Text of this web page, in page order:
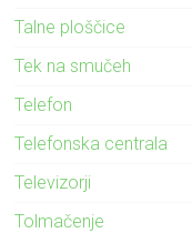
Talne ploščice
Tek na smučeh
Telefon
Telefonska centrala
Televizorji
Tolmačenje